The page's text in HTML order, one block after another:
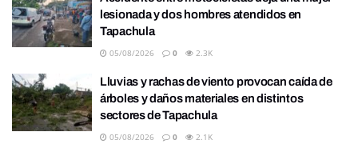
lesionada y dos hombres atendidos en
Tapachula
05/08/2026 0 2.3K
Lluvias y rachas de viento provocan caída de
árboles y daños materiales en distintos
sectores de Tapachula
05/08/2026 0 2.1K